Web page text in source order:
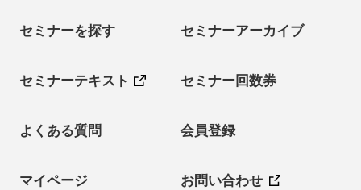
セミナーを探す セミナーアーカイブ
セミナーテキスト セミナー回数券
よくある質問 会員登録
マイページ お問い合わせ